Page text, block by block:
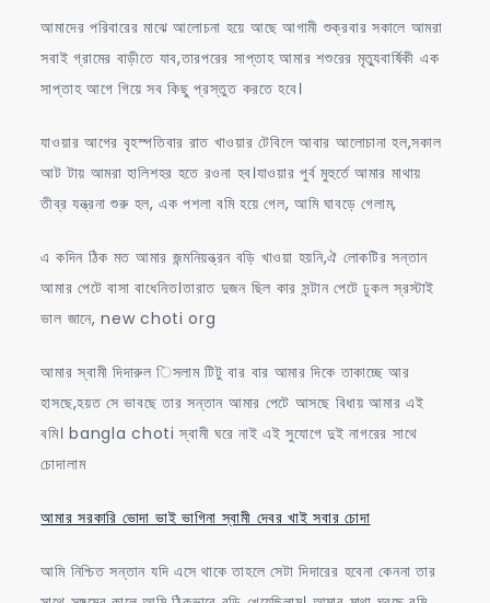
আমাদের পরিবারের মাঝে আলোচনা হয়ে আছে আগামী শুক্রবার সকালে আমরা
সবাই গ্রামের বাড়ীতে যাব,তারপরের সাপ্তাহ আমার শশুরের মৃত্যুবার্ষিকী এক
সাপ্তাহ আগে গিয়ে সব কিছু প্রস্তুত করতে হবে।
যাওয়ার আগের বৃহস্পতিবার রাত খাওয়ার টেবিলে আবার আলোচানা হল,সকাল
আট টায় আমরা হালিশহর হতে রওনা হব।যাওয়ার পুর্ব মুহুর্তে আমার মাথায়
তীব্র যন্ত্রনা শুরু হল, এক পশলা বমি হয়ে গেল, আমি ঘাবড়ে গেলাম,
এ কদিন ঠিক মত আমার জন্মনিয়ন্ত্রন বড়ি খাওয়া হয়নি,ঐ লোকটির সন্তান
আমার পেটে বাসা বাধেনিত।তারাত দুজন ছিল কার সন্টান পেটে ঢুকল স্রস্টাই
ভাল জানে, new choti org
আমার স্বামী দিদারুল িসলাম টিটু বার বার আমার দিকে তাকাচ্ছে আর
হাসছে,হয়ত সে ভাবছে তার সন্তান আমার পেটে আসছে বিধায় আমার এই
বমি। bangla choti স্বামী ঘরে নাই এই সুযোগে দুই নাগরের সাথে
চোদালাম
আমার সরকারি ভোদা ভাই ভাগিনা স্বামী দেবর খাই সবার চোদা
আমি নিশ্চিত সন্তান যদি এসে থাকে তাহলে সেটা দিদারের হবেনা কেননা তার